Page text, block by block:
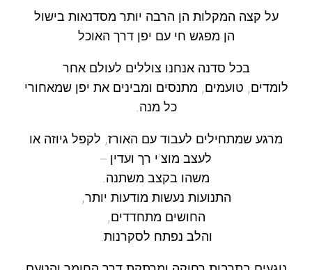
על קצה המקלות הן הרבה יותר מסדנאות בישול
הן מפגש חי עם יפן דרך האוכל
בכל סדנה אנחנו צוללים לעולם אחר
לומדים, טועמים, מתנסים ומבינים את יפן שמאחורי
כל מנה.
מרגע שמתחילים לעבוד עם האורז, לקפל גיוזה או
לעצב מוצ'י רך ועדין –
משהו בקצב משתנה.
התנועות נעשות מודעות יותר,
החושים מתחדדים,
והלב נפתח לסקרנות.